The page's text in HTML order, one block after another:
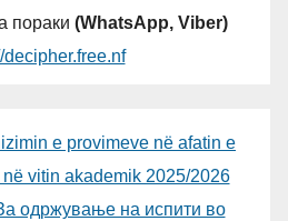
пораки (WhatsApp, Viber)
decipher.free.nf
e provimeve në afatin e
vitin akademik 2025/2026
на испити во